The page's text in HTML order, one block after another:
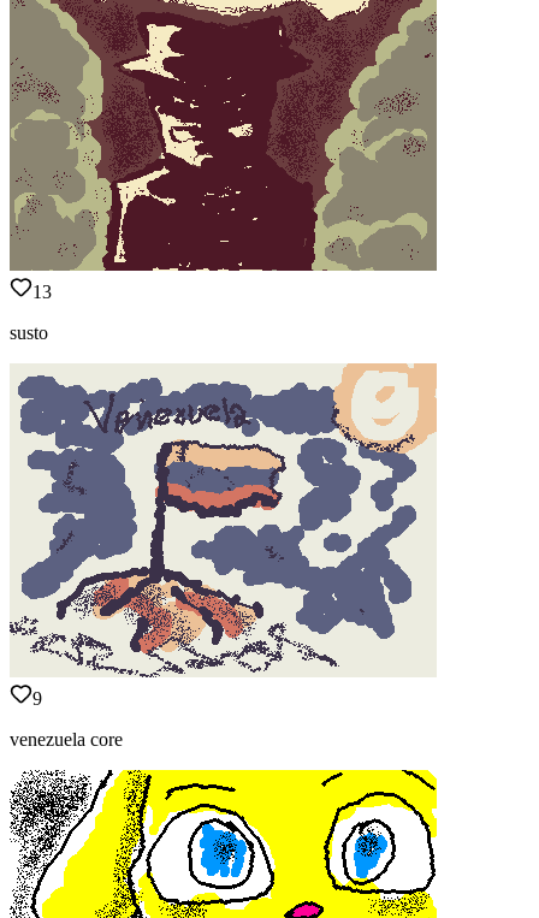
13
susto
9
venezuela core